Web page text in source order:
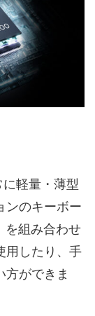
軽量・薄型
ンのキーボー
を組み合わせ
用したり、手
方ができま